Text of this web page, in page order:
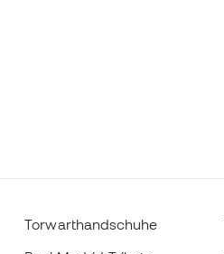
Torwarthandschuhe